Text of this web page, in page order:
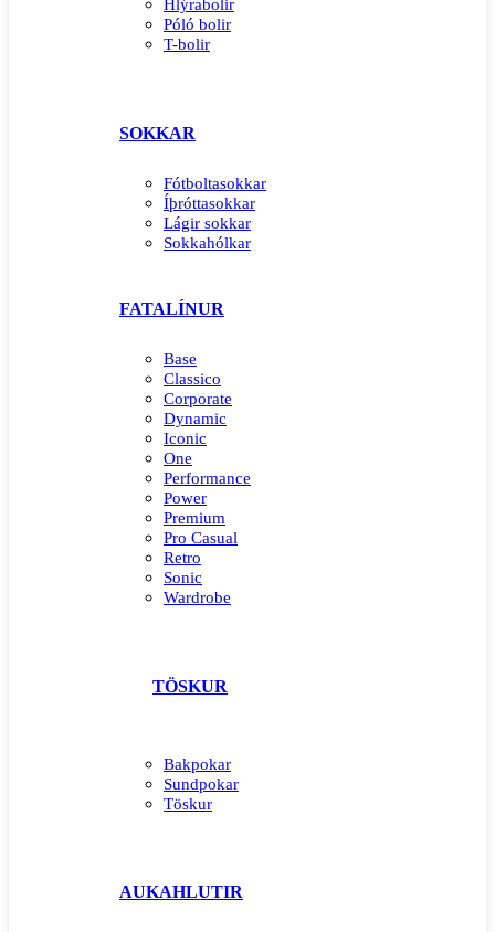
Hlýrabolir
Póló bolir
T-bolir
SOKKAR
Fótboltasokkar
Íþróttasokkar
Lágir sokkar
Sokkahólkar
FATALÍNUR
Base
Classico
Corporate
Dynamic
Iconic
One
Performance
Power
Premium
Pro Casual
Retro
Sonic
Wardrobe
TÖSKUR
Bakpokar
Sundpokar
Töskur
AUKAHLUTIR